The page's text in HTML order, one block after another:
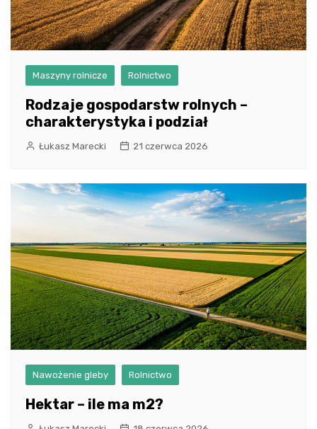
Maszyny rolnicze Rolnictwo
Rodzaje gospodarstw rolnych –
charakterystyka i podział
Łukasz Marecki 21 czerwca 2026
Nawożenie gleby Rolnictwo
Hektar – ile ma m2?